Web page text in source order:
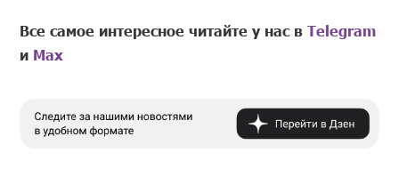
Все самое интересное читайте у нас вTelegram
и Mах